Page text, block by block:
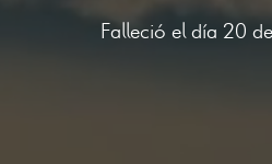
Falleció el día 20